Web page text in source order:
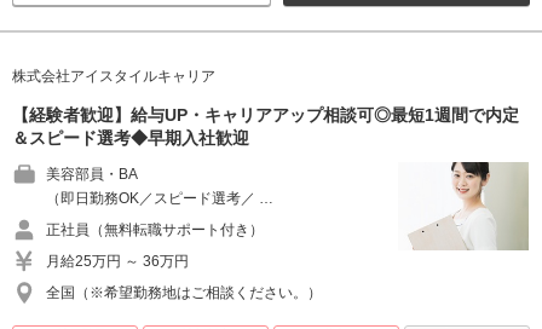
株式会社アイスタイルキャリア
【経験者歓迎】給与UP・キャリアアップ相談可◎最短1週間で内定
＆スピード選考◆早期入社歓迎
美容部員・BA
（即日勤務OK／スピード選考／ …
正社員（無料転職サポート付き）
月給25万円 ～ 36万円
全国（※希望勤務地はご相談ください。）